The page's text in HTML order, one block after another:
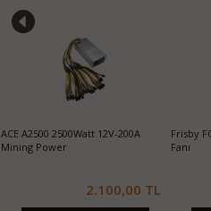
ACE A2500 2500Watt 12V-200A
Mining Power
2.100,00 TL
Frisby
Fanı